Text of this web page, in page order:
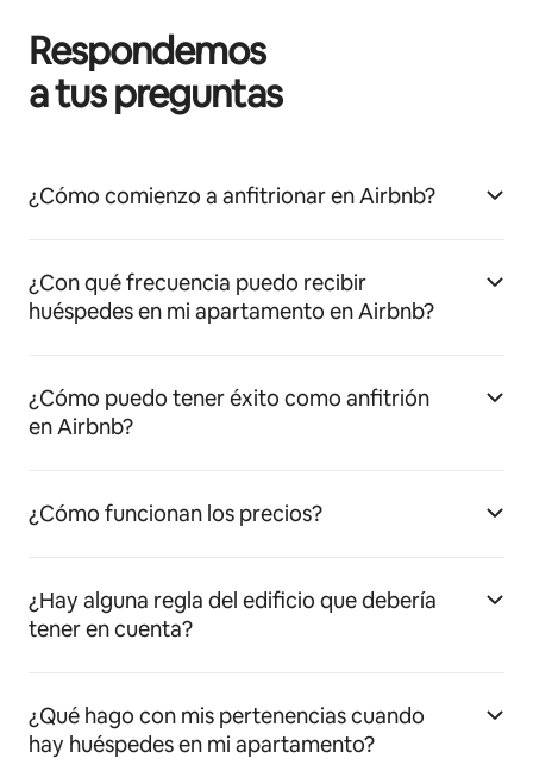
Respondemos
a tus preguntas
¿Cómo comienzo a anfitrionar en Airbnb?
¿Con qué frecuencia puedo recibir
huéspedes en mi apartamento en Airbnb?
¿Cómo puedo tener éxito como anfitrión
en Airbnb?
¿Cómo funcionan los precios?
¿Hay alguna regla del edificio que debería
tener en cuenta?
¿Qué hago con mis pertenencias cuando
hay huéspedes en mi apartamento?